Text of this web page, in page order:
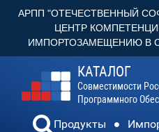
АРПП "ОТЕЧЕСТВЕННЫЙ
ЦЕНТР
ИМПОРТОЗАМЕЩЕНИЮ В
КАТАЛОГ
Совместимости
Программного
Продукты